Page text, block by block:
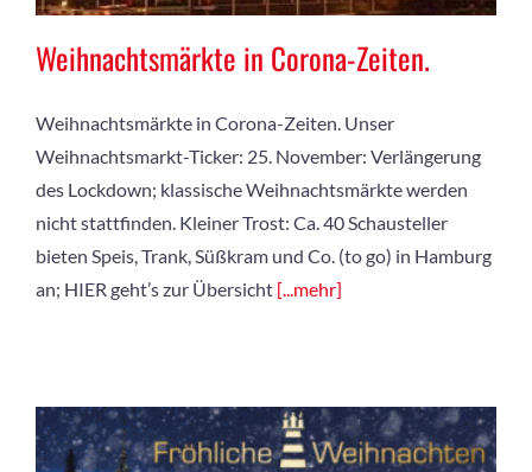
Weihnachtsmärkte in Corona-Zeiten.
Weihnachtsmärkte in Corona-Zeiten. Unser
Weihnachtsmarkt-Ticker: 25. November: Verlängerung
des Lockdown; klassische Weihnachtsmärkte werden
nicht stattfinden. Kleiner Trost: Ca. 40 Schausteller
bieten Speis, Trank, Süßkram und Co. (to go) in Hamburg
an; HIER geht’s zur Übersicht [...mehr]